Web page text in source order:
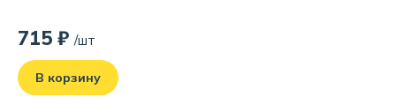
715 ₽ /шт
В корзину